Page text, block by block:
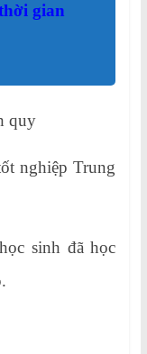
gian
quy
nghiệp Trung
sinh đã học
nghiệp.